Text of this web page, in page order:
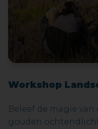
Workshop
Beleef de magie
gouden